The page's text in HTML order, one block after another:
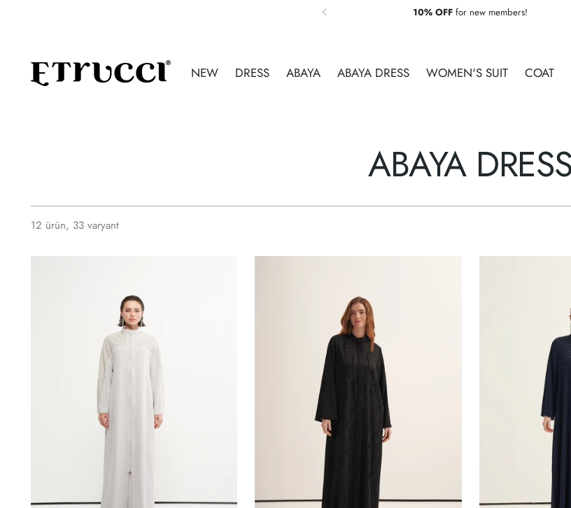
Yaza Merhaba Seçili ÜrünlerdeSepette %15 İndirim!
NEW DRESS ABAYA ABAYA DRESS WOMEN'S SUIT COAT
ABAYA
12 ürün, 33 varyant